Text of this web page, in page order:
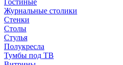
Гостиные
Журнальные столики
Стенки
Столы
Стулья
Полукресла
Тумбы под ТВ